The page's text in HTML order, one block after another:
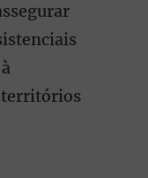
territórios